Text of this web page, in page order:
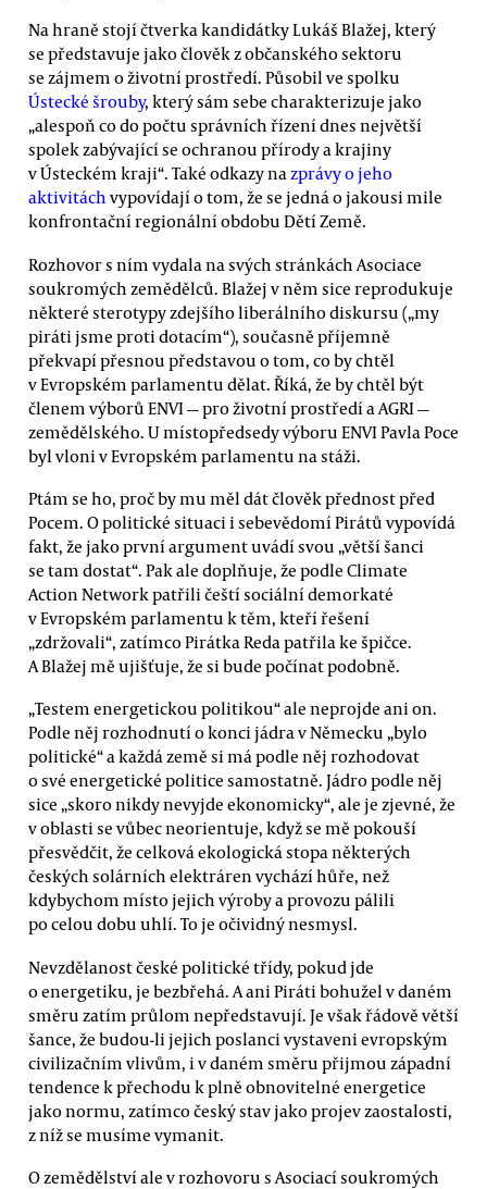
Na hraně stojí čtverka kandidátky Lukáš Blažej, který
se představuje jako člověk z občanského sektoru
se zájmem o životní prostředí. Působil ve spolku
Ústecké šrouby, který sám sebe charakterizuje jako
„alespoň co do počtu správních řízení dnes největší
spolek zabývající se ochranou přírody a krajiny
v Ústeckém kraji“. Také odkazy nazprávy o jeho
aktivitách vypovídají o tom, že se jedná o jakousi mile
konfrontační regionální obdobu Dětí Země.
Rozhovor s ním vydala na svých stránkách Asociace
soukromých zemědělců. Blažej v něm sice reprodukuje
některé sterotypy zdejšího liberálního diskursu („my
piráti jsme proti dotacím“), současně příjemně
překvapí přesnou představou o tom, co by chtěl
v Evropském parlamentu dělat. Říká, že by chtěl být
členem výborů ENVI — pro životní prostředí a AGRI —
zemědělského. U místopředsedy výboru ENVI Pavla Poce
byl vloni v Evropském parlamentu na stáži.
Ptám se ho, proč by mu měl dát člověk přednost před
Pocem. O politické situaci i sebevědomí Pirátů vypovídá
fakt, že jako první argument uvádí svou „větší šanci
se tam dostat“. Pak ale doplňuje, že podle Climate
Action Network patřili čeští sociální demorkaté
v Evropském parlamentu k těm, kteří řešení
„zdržovali“, zatímco Pirátka Reda patřila ke špičce.
A Blažej mě ujišťuje, že si bude počínat podobně.
„Testem energetickou politikou“ ale neprojde ani on.
Podle něj rozhodnutí o konci jádra v Německu „bylo
politické“ a každá země si má podle něj rozhodovat
o své energetické politice samostatně. Jádro podle něj
sice „skoro nikdy nevyjde ekonomicky“, ale je zjevné, že
v oblasti se vůbec neorientuje, když se mě pokouší
přesvědčit, že celková ekologická stopa některých
českých solárních elektráren vychází hůře, než
kdybychom místo jejich výroby a provozu pálili
po celou dobu uhlí. To je očividný nesmysl.
Nevzdělanost české politické třídy, pokud jde
o energetiku, je bezbřehá. A ani Piráti bohužel v daném
směru zatím průlom nepředstavují. Je však řádově větší
šance, že budou-li jejich poslanci vystaveni evropským
civilizačním vlivům, i v daném směru přijmou západní
tendence k přechodu k plně obnovitelné energetice
jako normu, zatímco český stav jako projev zaostalosti,
z níž se musíme vymanit.
O zemědělství ale v rozhovoru s Asociací soukromých